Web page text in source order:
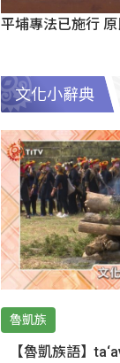
平埔專法已施行
文化小辭典
魯凱族
【魯凱族語】